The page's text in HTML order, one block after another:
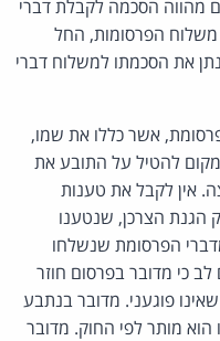
מהווה הסכמה לקבלת דברי
הפרסומות, החל
את הסכמתו למשלוח דברי
אשר כללו את שמו,
מקום להטיל על התובע את
אין לקבל את טענות
הגנת הצרכן, שנטענו
הפרסומת שנשלחו
כי מדובר בפרסום חוזר
פוגעני. מדובר בנתבע
מותר לפי החוק. מדובר